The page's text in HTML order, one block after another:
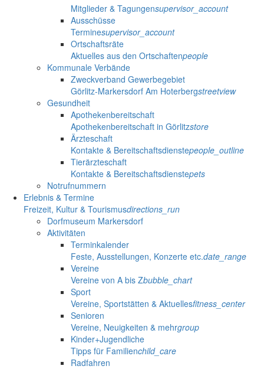
Mitglieder & Tagungensupervisor_account
Ausschüsse
Terminesupervisor_account
Ortschaftsräte
Aktuelles aus den Ortschaftenpeople
Kommunale Verbände
Zweckverband Gewerbegebiet
Görlitz-Markersdorf Am Hoterbergstreetview
Gesundheit
Apothekenbereitschaft
Apothekenbereitschaft in Görlitzstore
Ärzteschaft
Kontakte & Bereitschaftsdienstepeople_outline
Tierärzteschaft
Kontakte & Bereitschaftsdienstepets
Notrufnummern
Erlebnis & Termine
Freizeit, Kultur & Tourismusdirections_run
Dorfmuseum Markersdorf
Aktivitäten
Terminkalender
Feste, Ausstellungen, Konzerte etc.date_range
Vereine
Vereine von A bis Zbubble_chart
Sport
Vereine, Sportstätten & Aktuellesfitness_center
Senioren
Vereine, Neuigkeiten & mehrgroup
Kinder+Jugendliche
Tipps für Familienchild_care
Radfahren